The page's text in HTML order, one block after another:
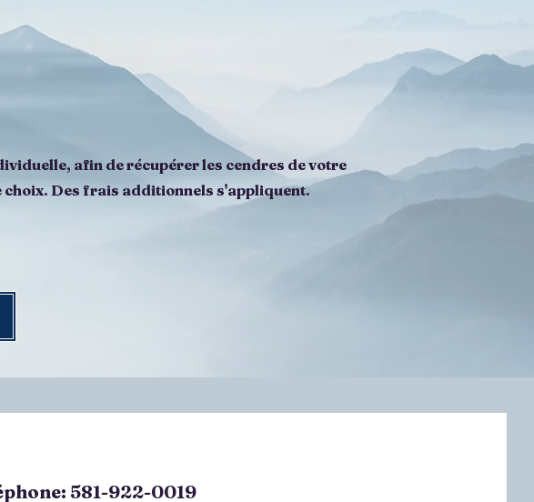
afin de récupérer les cendres de votre
choix. Des frais additionnels s'appliquent.
581-922-0019